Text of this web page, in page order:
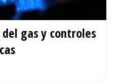
del gas y controles